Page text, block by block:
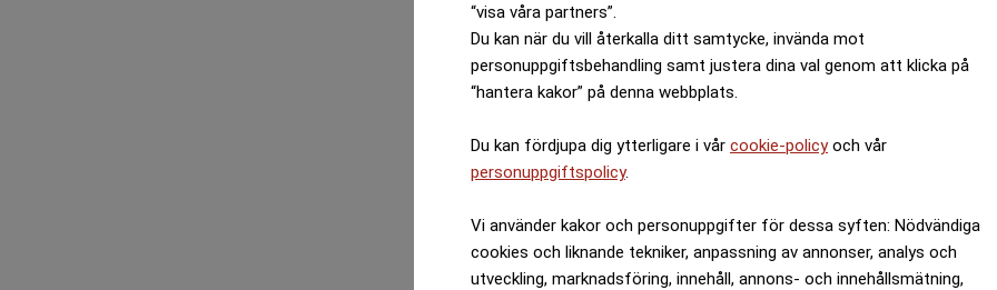
“visa våra partners”.
Du kan när du vill återkalla ditt samtycke, invända mot
personuppgiftsbehandling samt justera dina val genom att klicka på
“hantera kakor” på denna webbplats.
Du kan fördjupa dig ytterligare i vår cookie-policyoch vår
personuppgiftspolicy.
Vi använder kakor och personuppgifter för dessa syften: Nödvändiga
cookies och liknande tekniker, anpassning av annonser, analys och
utveckling, marknadsföring, innehåll, annons- och innehållsmätning,